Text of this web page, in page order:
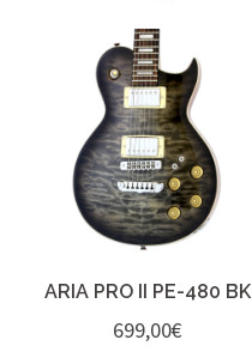
ARIA PRO II PE-480 BK
699,00€